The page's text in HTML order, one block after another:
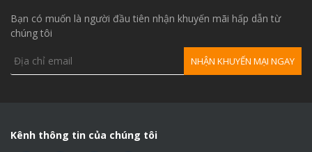
Bạn có muốn là người đầu tiên nhận khuyến mãi hấp dẫn từ
chúng tôi
Kênh thông tin của chúng tôi